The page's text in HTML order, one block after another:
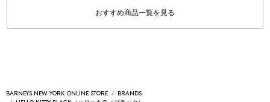
おすすめ商品一覧を見る
BARNEYS NEW YORK ONLINE STORE
BRANDS